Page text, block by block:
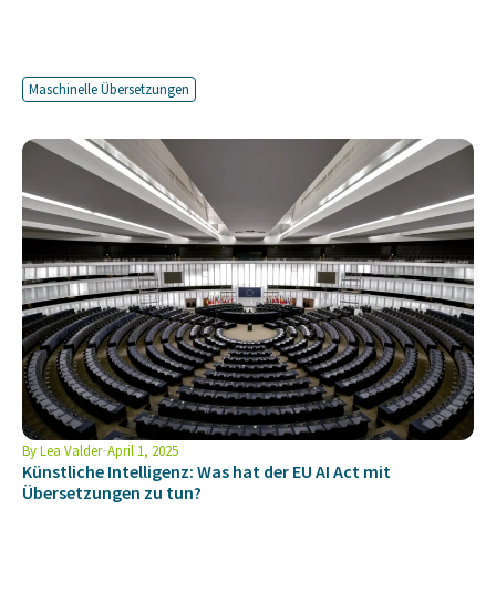
Maschinelle Übersetzungen
ByLea Valder April 1, 2025
Künstliche Intelligenz: Was hat der EU AI Act mit
Übersetzungen zu tun?